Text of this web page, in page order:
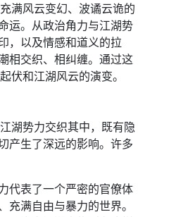
满风云变幻、波谲云诡的
运。从政治角力与江湖势
，以及情感和道义的拉
相交织、相纠缠。通过这
伏和江湖风云的演变。
湖势力交织其中，既有隐
产生了深远的影响。许多
代表了一个严密的官僚体
满自由与暴力的世界。